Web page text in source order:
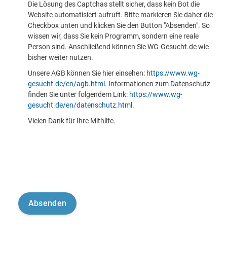
Die Lösung des Captchas stellt sicher, dass kein Bot die
Website automatisiert aufruft. Bitte markieren Sie daher die
Checkbox unten und klicken Sie den Button "Absenden". So
wissen wir, dass Sie kein Programm, sondern eine reale
Person sind. Anschließend können Sie WG-Gesucht.de wie
bisher weiter nutzen.
Unsere AGB können Sie hier einsehen: https://www.wg-
gesucht.de/en/agb.html . Informationen zum Datenschutz
finden Sie unter folgendem Link: https://www.wg-
gesucht.de/en/datenschutz.html .
Vielen Dank für Ihre Mithilfe.